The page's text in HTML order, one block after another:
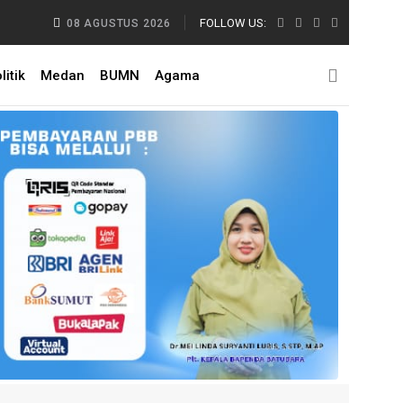
Pelestarian Budaya Melayu Melalui Gebyar Bertanjak Jilid 7 Tahun
08 AGUSTUS 2026 FOLLOW US:
Medan BUMN Agama